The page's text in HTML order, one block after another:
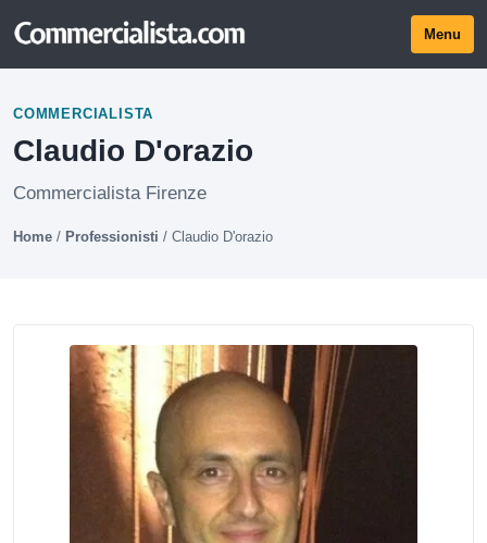
Menu
COMMERCIALISTA
Claudio D'orazio
Commercialista Firenze
Home / Professionisti / Claudio D'orazio